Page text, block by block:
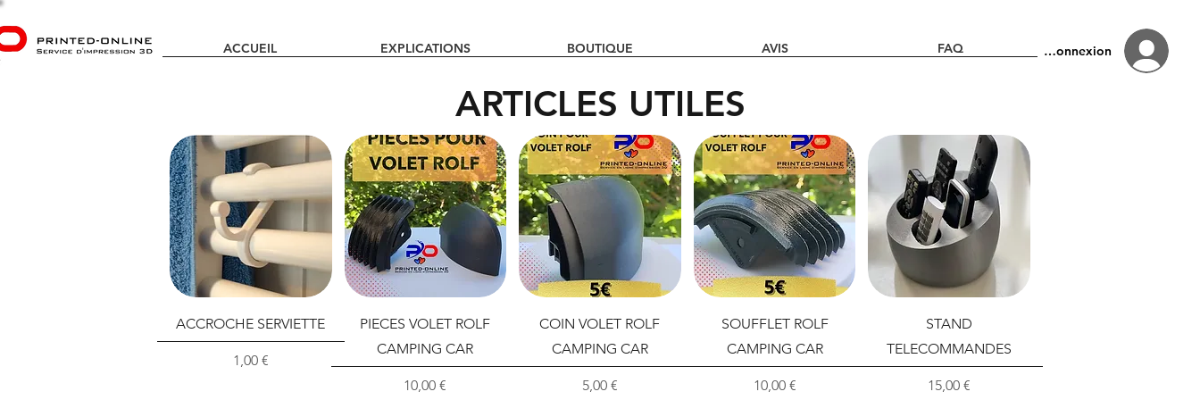
ACCUEIL EXPLICATIONS BOUTIQUE AVIS FAQ Connexion
ARTICLES UTILES
ACCROCHE SERVIETTE
Prix
1,00 €
PIECES VOLET ROLF
CAMPING CAR
Prix
10,00 €
COIN VOLET ROLF
CAMPING CAR
Prix
5,00 €
SOUFFLET ROLF
CAMPING CAR
Prix
10,00 €
STAND
TELECOMMANDES
Prix
15,00 €